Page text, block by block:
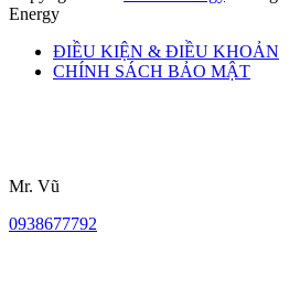
Energy
ĐIỀU KIỆN & ĐIỀU KHOẢN
CHÍNH SÁCH BẢO MẬT
Mr. Vũ
0938677792